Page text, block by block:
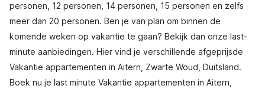
personen, 12 personen, 14 personen, 15 personen en zelfs
meer dan 20 personen. Ben je van plan om binnen de
komende weken op vakantie te gaan? Bekijk dan onze last-
minute aanbiedingen. Hier vind je verschillende afgeprijsde
Vakantie appartementen in Aitern, Zwarte Woud, Duitsland.
Boek nu je last minute Vakantie appartementen in Aitern,